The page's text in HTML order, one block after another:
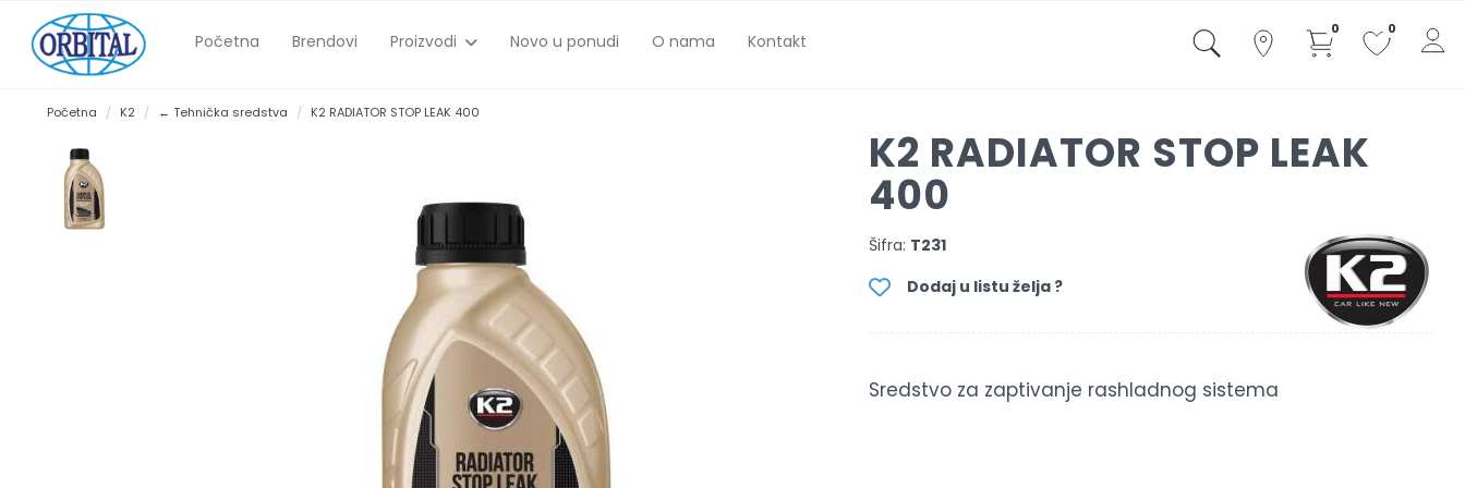
Početna Brendovi Proizvodi Novo u ponudi O nama Kontakt
0 0
Početna K2 ← Tehnička sredstva K2 RADIATOR STOP LEAK 400
K2 RADIATOR STOP LEAK
400
Šifra: T231
Dodaj u listu želja ?
Sredstvo za zaptivanje rashladnog sistema